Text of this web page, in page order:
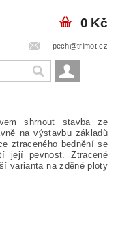
pech@trimot.cz
0 Kč
shrnout stavba ze
na výstavbu základů
ztraceného bednění se
její pevnost. Ztracené
varianta na zděné ploty